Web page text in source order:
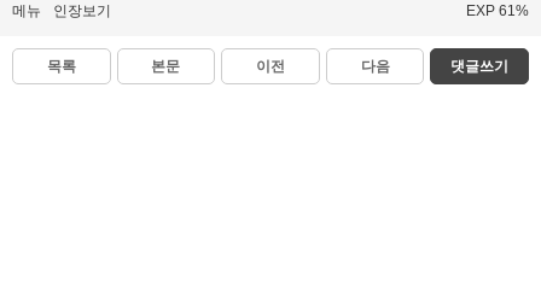
메뉴 인장보기 EXP 61%
목록 본문 이전 다음 댓글쓰기